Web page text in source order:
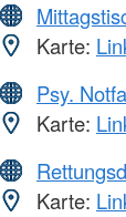
Karte:
Psy.
Karte:
Karte: